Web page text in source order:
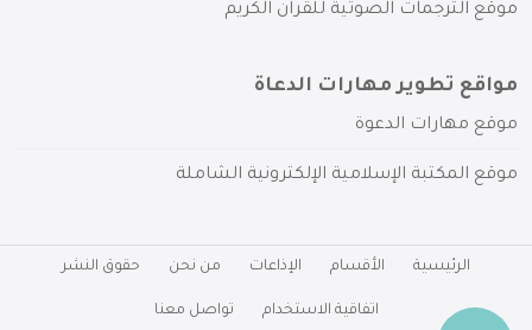
موقع الترجمات الصوتية للقرآن الكريم
مواقع تطوير مهارات الدعاة
موقع مهارات الدعوة
موقع المكتبة الإسلامية الإلكترونية الشاملة
الرئيسية الأقسام الإذاعات من نحن حقوق النشر
اتفاقية الاستخدام تواصل معنا